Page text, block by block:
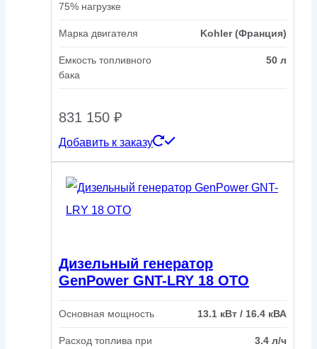
75% нагрузке
Марка двигателя Kohler (Франция)
Емкость топливного
бака
50 л
831 150 ₽
Добавить к заказу
Дизельный генератор
GenPower GNT-LRY 18 OTO
Основная мощность 13.1 кВт / 16.4 кВА
Расход топлива при
3.4 л/ч